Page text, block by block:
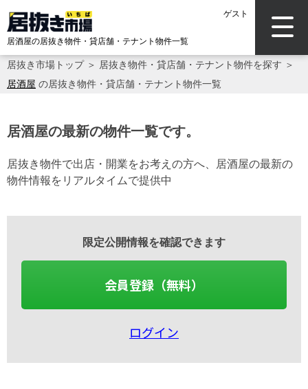
ゲスト
居酒屋の居抜き物件・貸店舗・テナント物件一覧
居抜き市場トップ＞ 居抜き物件・貸店舗・テナント物件を探す ＞
居酒屋 の居抜き物件・貸店舗・テナント物件一覧
居酒屋の最新の物件一覧です。
居抜き物件で出店・開業をお考えの方へ、居酒屋の最新の
物件情報をリアルタイムで提供中
限定公開情報を確認できます
会員登録（無料）
ログイン